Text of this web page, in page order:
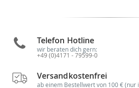
Telefon Hotline
wir beraten dich gern:
+49 (0)4171 - 79599-0
Versandkostenfrei
ab einem Bestellwert von 100 € (nur